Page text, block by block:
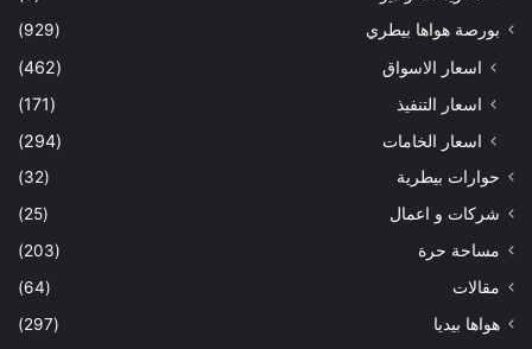
بورصة هواها بيطري (929)
اسعار الاسواق
(462)
اسعار التنفيذ
(171)
اسعار الخامات
(294)
حوارات بيطرية
(32)
شركات و اعمال
(25)
مساحة حرة
(203)
مقالات
(64)
هواها بيديا
(297)